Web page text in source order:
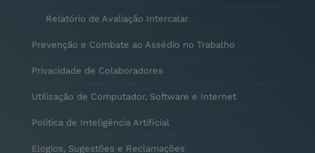
Relatório de Avaliação Intercalar
Prevenção e Combate ao Assédio no Trabalho
Privacidade de Colaboradores
Utilização de Computador, Software e Internet
Política de Inteligência Artificial
Elogios, Sugestões e Reclamações